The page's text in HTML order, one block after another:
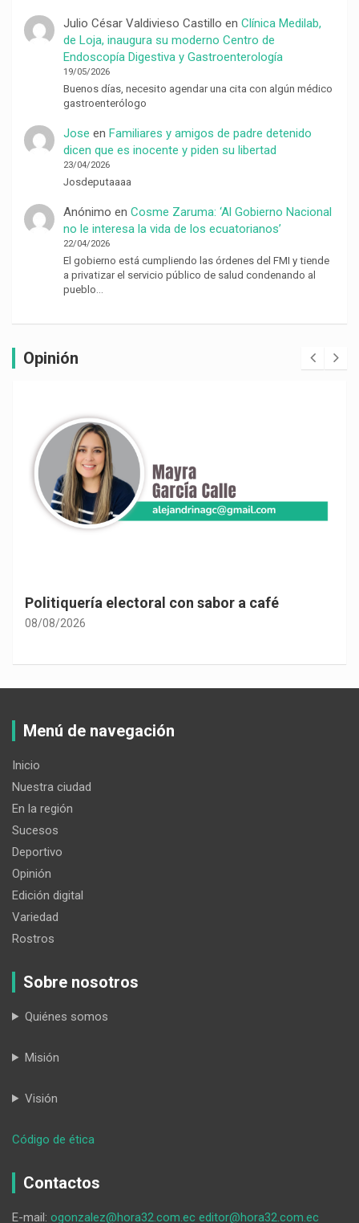
Julio César Valdivieso Castillo en Clínica Medilab,
de Loja, inaugura su moderno Centro de
Endoscopía Digestiva y Gastroenterología
19/05/2026
Buenos días, necesito agendar una cita con algún médico
gastroenterólogo
Jose en Familiares y amigos de padre detenido
dicen que es inocente y piden su libertad
23/04/2026
Josdeputaaaa
Anónimo en Cosme Zaruma: ‘Al Gobierno Nacional
no le interesa la vida de los ecuatorianos’
22/04/2026
El gobierno está cumpliendo las órdenes del FMI y tiende
a privatizar el servicio público de salud condenando al
pueblo…
Opinión
Politiquería electoral con sabor a café
08/08/2026
Menú de navegación
Inicio
Nuestra ciudad
En la región
Sucesos
Deportivo
Opinión
Edición digital
Variedad
Rostros
Sobre nosotros
Quiénes somos
Misión
Visión
Código de ética
lojana,
Contactos
E-mail: ogonzalez@hora32.com.ec editor@hora32.com.ec